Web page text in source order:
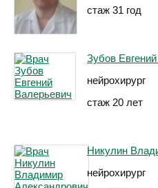
стаж 31 год
Зубов
нейрохирург
стаж 20 лет
Никулин
нейрохирург